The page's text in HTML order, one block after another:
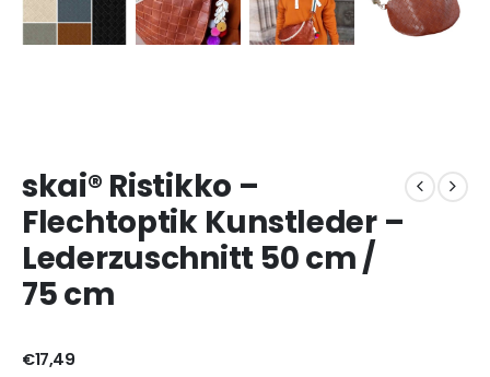
skai® Ristikko –
Flechtoptik Kunstleder –
Lederzuschnitt 50 cm /
75 cm
€17,49